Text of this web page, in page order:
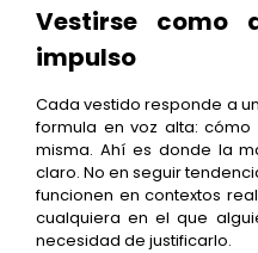
Vestirse como
impulso
Cada vestido responde a
formula en voz alta:
misma. Ahí es donde la
claro. No en seguir
funcionen en contextos
cualquiera en el que
necesidad de justificarlo.